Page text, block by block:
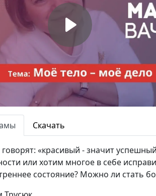
Скачать
«красивый - значит
или хотим многое в себе
состояние? Можно ли стать